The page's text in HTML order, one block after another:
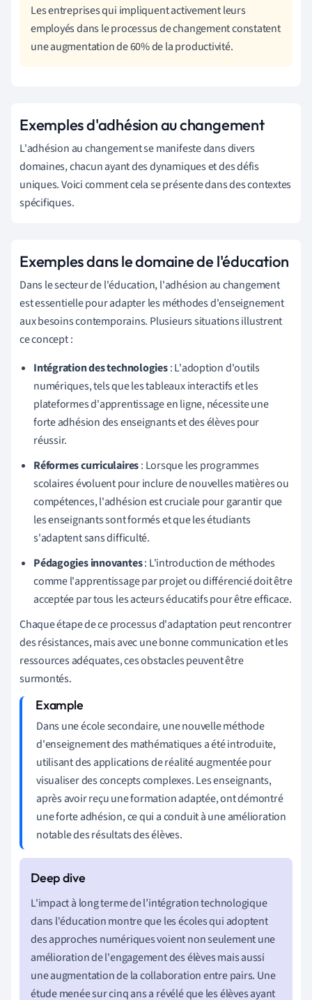
Les entreprises qui impliquent activement leurs
employés dans le processus de changement constatent
une augmentation de 60% de la productivité.
Exemples d'adhésion au changement
L'adhésion au changement se manifeste dans divers
domaines, chacun ayant des dynamiques et des défis
uniques. Voici comment cela se présente dans des contextes
spécifiques.
Exemples dans le domaine de l'éducation
Dans le secteur de l'éducation, l'adhésion au changement
est essentielle pour adapter les méthodes d'enseignement
aux besoins contemporains. Plusieurs situations illustrent
ce concept :
Intégration des technologies: L'adoption d'outils
numériques, tels que les tableaux interactifs et les
plateformes d'apprentissage en ligne, nécessite une
forte adhésion des enseignants et des élèves pour
réussir.
Réformes curriculaires: Lorsque les programmes
scolaires évoluent pour inclure de nouvelles matières ou
compétences, l'adhésion est cruciale pour garantir que
les enseignants sont formés et que les étudiants
s'adaptent sans difficulté.
Pédagogies innovantes: L'introduction de méthodes
comme l'apprentissage par projet ou différencié doit être
acceptée par tous les acteurs éducatifs pour être efficace.
Chaque étape de ce processus d'adaptation peut rencontrer
des résistances, mais avec une bonne communication et les
ressources adéquates, ces obstacles peuvent être
surmontés.
Dans une école secondaire, une nouvelle méthode
d'enseignement des mathématiques a été introduite,
utilisant des applications de réalité augmentée pour
visualiser des concepts complexes. Les enseignants,
après avoir reçu une formation adaptée, ont démontré
une forte adhésion, ce qui a conduit à une amélioration
notable des résultats des élèves.
L'impact à long terme de l’intégration technologique
dans l'éducation montre que les écoles qui adoptent
des approches numériques voient non seulement une
amélioration de l'engagement des élèves mais aussi
une augmentation de la collaboration entre pairs. Une
étude menée sur cinq ans a révélé que les élèves ayant